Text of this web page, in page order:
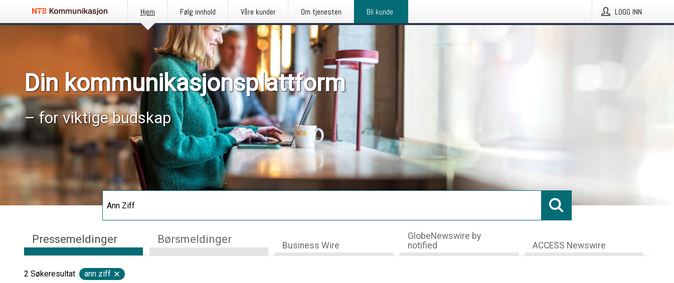
Hjem Følg innhold Våre kunder Om tjenesten Bli kunde LOGG INN
Din kommunikasjonsplattform
– for viktige budskap
Pressemeldinger Børsmeldinger Business Wire
GlobeNewswire by
notified
ACCESS Newswire
2 Søkeresultat ann ziff